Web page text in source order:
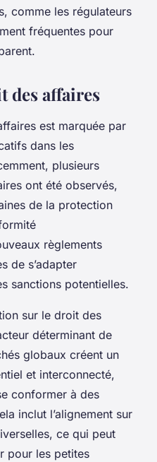
comme les régulateurs
fréquentes pour
des affaires
est marquée par
dans les
plusieurs
ont été observés,
de la protection
règlements
de s’adapter
sanctions potentielles.
sur le droit des
déterminant de
globaux créent un
et interconnecté,
conformer à des
inclut l’alignement sur
ce qui peut
pour les petites